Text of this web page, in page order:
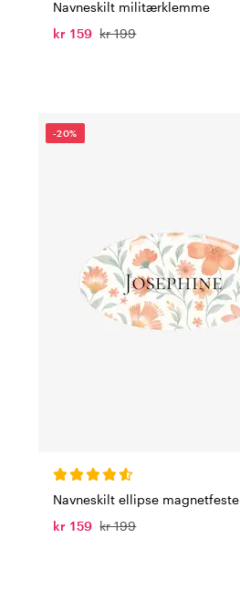
Navneskilt militærklemme
kr 159 kr 199
-20%
Navneskilt ellipse magnetfeste
kr 159 kr 199